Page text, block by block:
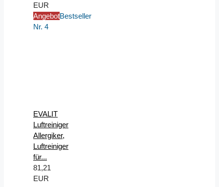
EUR
AngebotBestseller
Nr. 4
EVALIT
Luftreiniger
Allergiker,
Luftreiniger
für...
81,21
EUR